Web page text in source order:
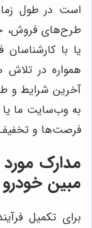
است در طول
طرح‌های فروش،
یا با
همواره در تلاش
آخرین شرایط و
به وب‌سایت ما یا
فرصت‌ها و
مدارک مورد
مبین خودرو
برای تکمیل